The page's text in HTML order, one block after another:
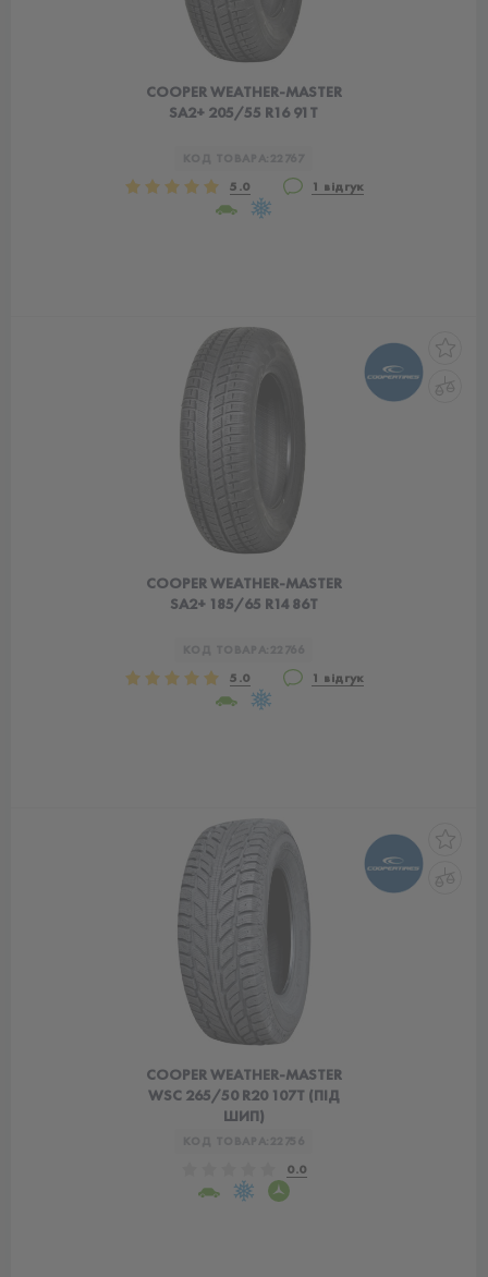
COOPER WEATHER-MASTER
SA2+ 205/55 R16 91T
5.0 1 відгук
COOPER WEATHER-MASTER
SA2+ 185/65 R14 86T
5.0 1 відгук
COOPER WEATHER-MASTER
WSC 265/50 R20 107T (ПІД
ШИП)
22756
0.0